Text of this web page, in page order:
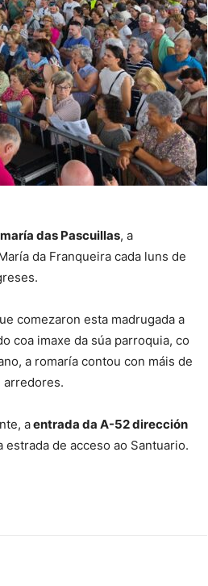
das Pascuillas, a
da Franqueira cada luns de
comezaron esta madrugada a
coa imaxe da súa parroquia, co
a romaría contou con máis de
arredores.
aentrada da A-52 dirección
estrada de acceso ao Santuario.